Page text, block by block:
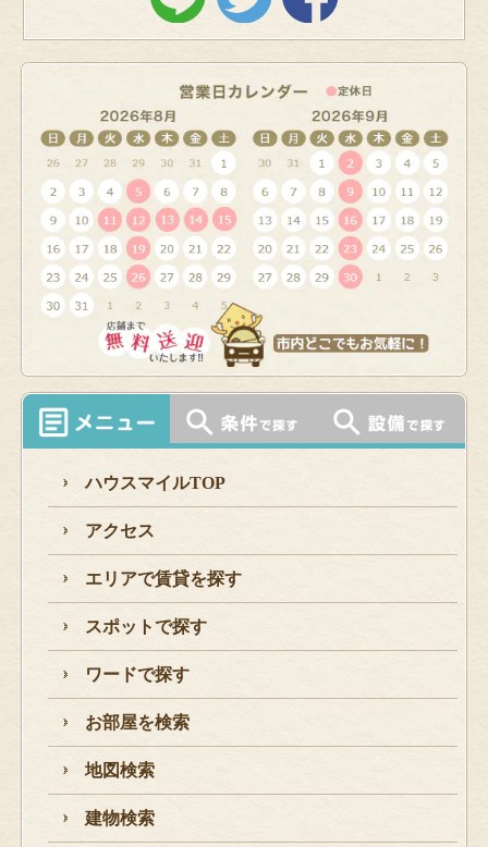
ハウスマイルTOP
アクセス
エリアで賃貸を探す
スポットで探す
ワードで探す
お部屋を検索
地図検索
建物検索